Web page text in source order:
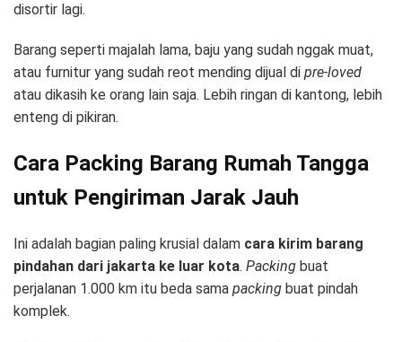
disortir lagi.
Barang seperti majalah lama, baju yang sudah nggak muat,
atau furnitur yang sudah reot mending dijual di pre-loved
atau dikasih ke orang lain saja. Lebih ringan di kantong, lebih
enteng di pikiran.
Cara Packing Barang Rumah Tangga
untuk Pengiriman Jarak Jauh
Ini adalah bagian paling krusial dalam cara kirim barang
pindahan dari jakarta ke luar kota. Packing buat
perjalanan 1.000 km itu beda sama packing buat pindah
komplek.